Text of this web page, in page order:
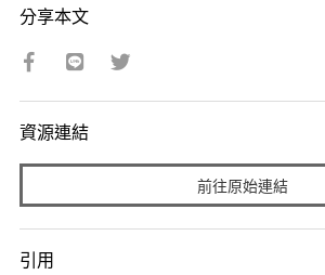
分享本文
資源連結
前往原始連結
引用